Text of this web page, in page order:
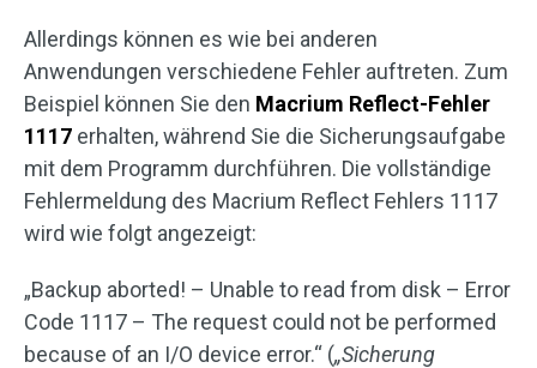
Allerdings können es wie bei anderen
Anwendungen verschiedene Fehler auftreten. Zum
Beispiel können Sie den Macrium Reflect-Fehler
1117 erhalten, während Sie die Sicherungsaufgabe
mit dem Programm durchführen. Die vollständige
Fehlermeldung des Macrium Reflect Fehlers 1117
wird wie folgt angezeigt:
„Backup aborted! – Unable to read from disk – Error
Code 1117 – The request could not be performed
because of an I/O device error.“ („Sicherung